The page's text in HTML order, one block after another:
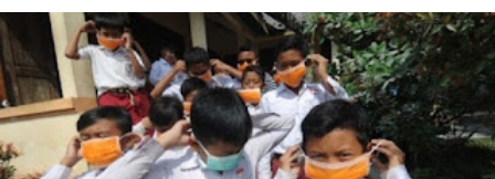
e
b
o
o
k
t
t
e
r
t
A
p
p
e
g
r
a
m
y
L
n
k
r
e